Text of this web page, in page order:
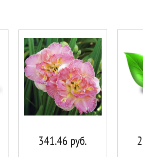
341.46 руб.